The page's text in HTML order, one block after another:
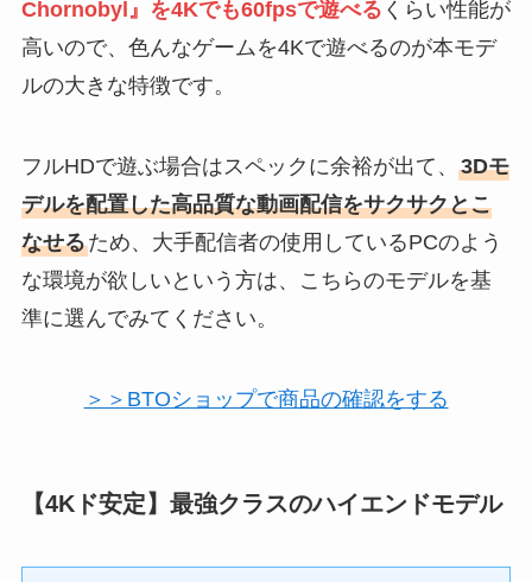
Chornobyl』を4Kでも60fpsで遊べる くらい性能が
高いので、色んなゲームを4Kで遊べるのが本モデ
ルの大きな特徴です。
フルHDで遊ぶ場合はスペックに余裕が出て、 3Dモ
デルを配置した高品質な動画配信をサクサクとこ
なせるため、大手配信者の使用しているPCのよう
な環境が欲しいという方は、こちらのモデルを基
準に選んでみてください。
＞＞BTOショップで商品の確認をする
【4Kド安定】最強クラスのハイエンドモデル